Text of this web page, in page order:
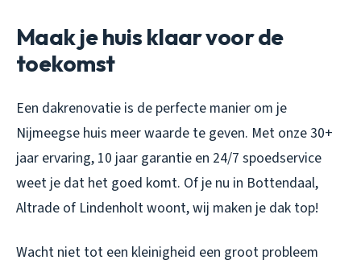
Maak je huis klaar voor de
toekomst
Een dakrenovatie is de perfecte manier om je
Nijmeegse huis meer waarde te geven. Met onze 30+
jaar ervaring, 10 jaar garantie en 24/7 spoedservice
weet je dat het goed komt. Of je nu in Bottendaal,
Altrade of Lindenholt woont, wij maken je dak top!
Wacht niet tot een kleinigheid een groot probleem